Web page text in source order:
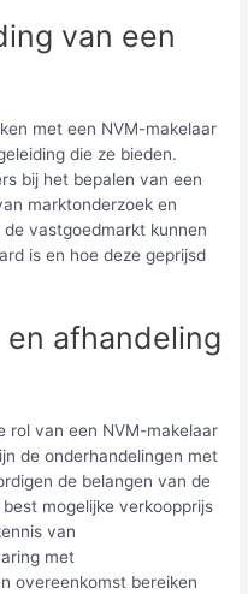
van een
met een NVM-makelaar
die ze bieden.
bij het bepalen van een
marktonderzoek en
vastgoedmarkt kunnen
is en hoe deze geprijsd
afhandeling
rol van een NVM-makelaar
de onderhandelingen met
de belangen van de
mogelijke verkoopprijs
van
met
overeenkomst bereiken